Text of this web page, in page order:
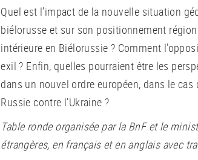
Quel est l’impact de la nouvelle situation
biélorusse et sur son positionnement
intérieure en Biélorussie ? Comment
exil ? Enfin, quelles pourraient être les
dans un nouvel ordre européen, dans le
Russie contre l’Ukraine ?
Table ronde organisée par la BnF et le
étrangères, en français et en anglais avec